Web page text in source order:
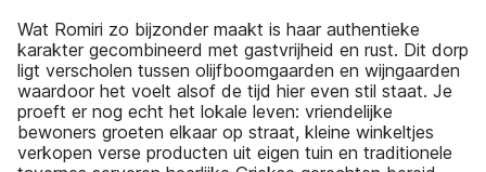
Wat Romiri zo bijzonder maakt is haar authentieke
karakter gecombineerd met gastvrijheid en rust. Dit dorp
ligt verscholen tussen olijfboomgaarden en wijngaarden
waardoor het voelt alsof de tijd hier even stil staat. Je
proeft er nog echt het lokale leven: vriendelijke
bewoners groeten elkaar op straat, kleine winkeltjes
verkopen verse producten uit eigen tuin en traditionele